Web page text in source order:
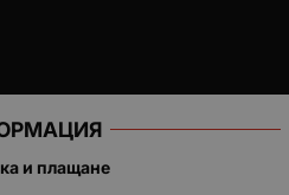
и плащане